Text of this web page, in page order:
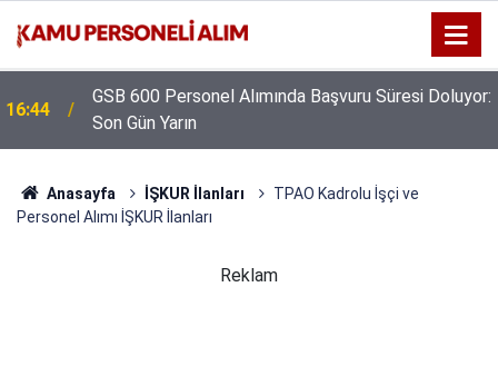
16:44
GSB 600 Personel Alımında Başvuru Süresi Doluyor:
Son Gün Yarın
Anasayfa İŞKUR İlanları
TPAO Kadrolu İşçi ve
Personel Alımı İŞKUR İlanları
Reklam